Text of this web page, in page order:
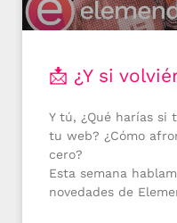
📩 ¿Y si
Y tú, ¿Qué harías si
tu web? ¿Cómo
cero?
Esta semana
novedades de